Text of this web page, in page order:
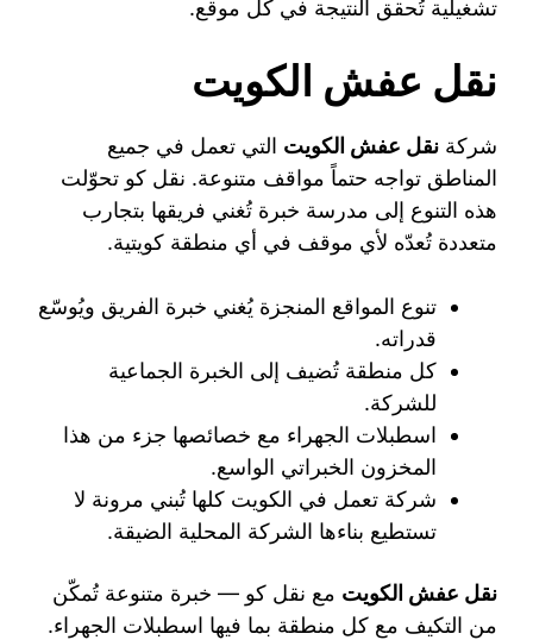
تشغيلية تُحقق النتيجة في كل موقع.
نقل عفش الكويت
شركة نقل عفش الكويت التي تعمل في جميع
المناطق تواجه حتماً مواقف متنوعة. نقل كو تحوّلت
هذه التنوع إلى مدرسة خبرة تُغني فريقها بتجارب
متعددة تُعدّه لأي موقف في أي منطقة كويتية.
تنوع المواقع المنجزة يُغني خبرة الفريق ويُوسّع
قدراته.
كل منطقة تُضيف إلى الخبرة الجماعية
للشركة.
اسطبلات الجهراء مع خصائصها جزء من هذا
المخزون الخبراتي الواسع.
شركة تعمل في الكويت كلها تُبني مرونة لا
تستطيع بناءها الشركة المحلية الضيقة.
نقل عفش الكويت مع نقل كو — خبرة متنوعة تُمكّن
من التكيف مع كل منطقة بما فيها اسطبلات الجهراء.